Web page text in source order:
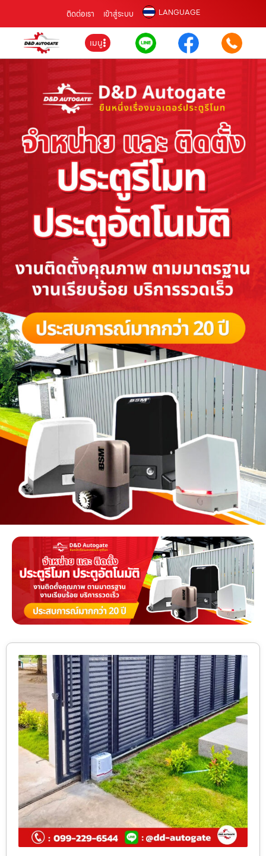
ติดต่อเรา เข้าสู่ระบบ LANGUAGE
เมนู